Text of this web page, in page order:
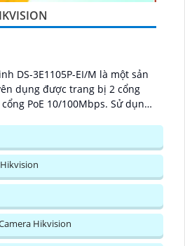
DS-3E1105P-EI/M là một sản
dụng được trang bị 2 cổng
PoE 10/100Mbps. Sử dụng
Hikvision